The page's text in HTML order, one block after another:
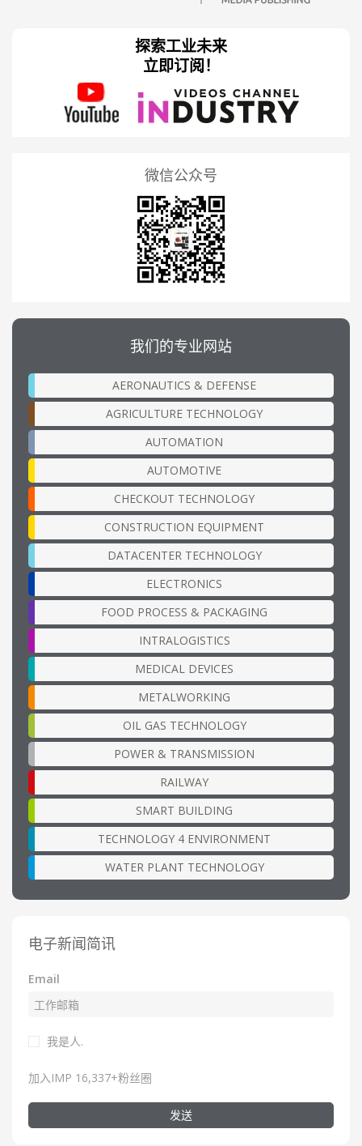
探索工业未来
立即订阅！
微信公众号
我们的专业网站
AERONAUTICS & DEFENSE
AGRICULTURE TECHNOLOGY
AUTOMATION
AUTOMOTIVE
CHECKOUT TECHNOLOGY
CONSTRUCTION EQUIPMENT
DATACENTER TECHNOLOGY
ELECTRONICS
FOOD PROCESS & PACKAGING
INTRALOGISTICS
MEDICAL DEVICES
METALWORKING
OIL GAS TECHNOLOGY
POWER & TRANSMISSION
RAILWAY
SMART BUILDING
TECHNOLOGY 4 ENVIRONMENT
WATER PLANT TECHNOLOGY
电子新闻简讯
Email
我是人.
加入IMP 16,337+粉丝圈
发送